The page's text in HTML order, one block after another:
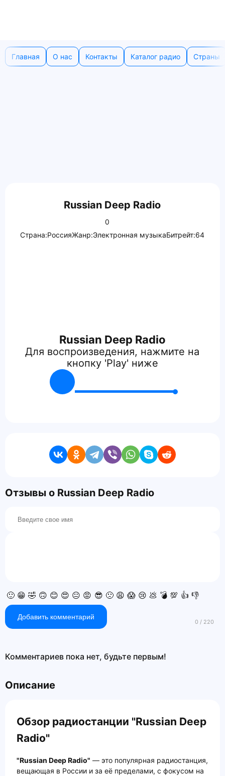
Главная О нас Контакты Каталог радио Страны
Russian Deep Radio
0
Страна:РоссияЖанр:Электронная музыкаБитрейт:64
Russian Deep Radio
Для воспроизведения, нажмите на
кнопку 'Play' ниже
Отзывы о Russian Deep Radio
🙂 😁 🤣 🙃 😊 😍 😐 😡 😎 🙁 😩 😱 😢 💩 💣 💯 👍 👎
Добавить комментарий
Комментариев пока нет, будьте первым!
Описание
Обзор радиостанции "Russian Deep
Radio"
"Russian Deep Radio" — это популярная радиостанция,
вещающая в России и за её пределами, с фокусом на